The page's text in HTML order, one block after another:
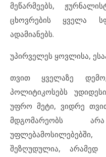
მეწარმეებს,
ცხოვრების ყველა
ადამიანებს.
უპირველეს ყოვლისა,
თვით ყველაზე
პოლიტიკოსებს
უფრო მეტი, ვიდრე
მდგომარეობს
შეზღუდულია, არამედ